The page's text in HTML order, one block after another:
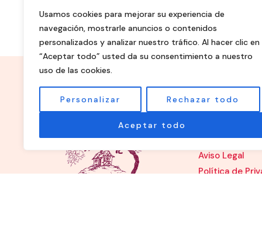
Usamos cookies para mejorar su experiencia de
navegación, mostrarle anuncios o contenidos
personalizados y analizar nuestro tráfico. Al hacer clic en
“Aceptar todo” usted da su consentimiento a nuestro
uso de las cookies.
Personalizar Rechazar todo
Aceptar todo
Aviso Legal
Política de